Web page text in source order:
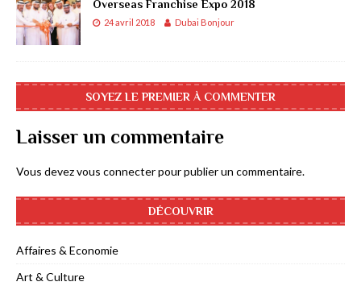
Overseas Franchise Expo 2018
24 avril 2018 Dubai Bonjour
SOYEZ LE PREMIER À COMMENTER
Laisser un commentaire
Vous devezvous connecterpour publier un commentaire.
DÉCOUVRIR
Affaires & Economie
Art & Culture